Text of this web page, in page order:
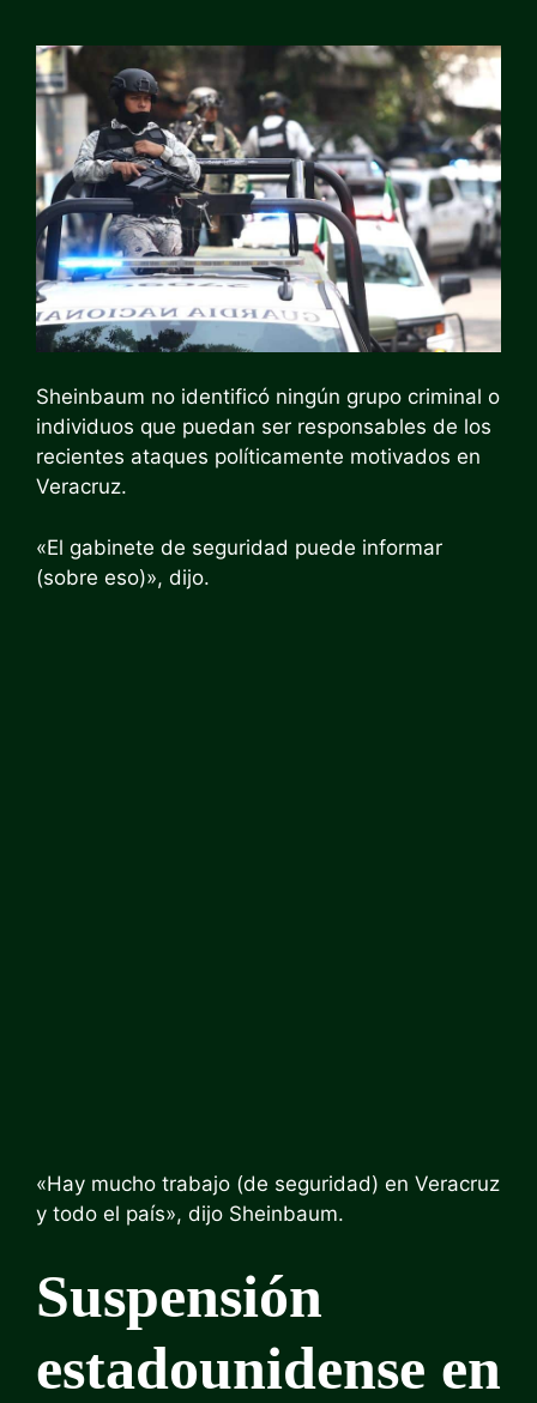
Sheinbaum no identificó ningún grupo criminal o
individuos que puedan ser responsables de los
recientes ataques políticamente motivados en
Veracruz.
«El gabinete de seguridad puede informar
(sobre eso)», dijo.
«Hay mucho trabajo (de seguridad) en Veracruz
y todo el país», dijo Sheinbaum.
Suspensión
estadounidense en